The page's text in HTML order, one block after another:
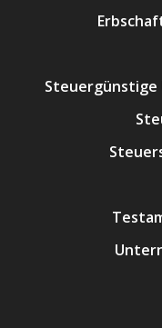
Steuergünstige